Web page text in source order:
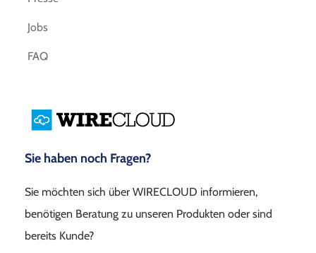
Jobs
FAQ
Sie haben noch Fragen?
Sie möchten sich über WIRECLOUD informieren,
benötigen Beratung zu unseren Produkten oder sind
bereits Kunde?